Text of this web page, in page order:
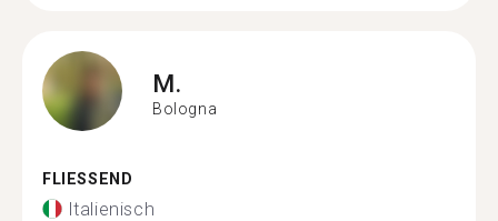
M.
Bologna
FLIESSEND
Italienisch